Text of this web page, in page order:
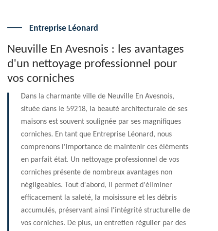
Entreprise Léonard
Neuville En Avesnois : les avantages
d'un nettoyage professionnel pour
vos corniches
Dans la charmante ville de Neuville En Avesnois,
située dans le 59218, la beauté architecturale de ses
maisons est souvent soulignée par ses magnifiques
corniches. En tant que Entreprise Léonard, nous
comprenons l'importance de maintenir ces éléments
en parfait état. Un nettoyage professionnel de vos
corniches présente de nombreux avantages non
négligeables. Tout d'abord, il permet d'éliminer
efficacement la saleté, la moisissure et les débris
accumulés, préservant ainsi l'intégrité structurelle de
vos corniches. De plus, un entretien régulier par des